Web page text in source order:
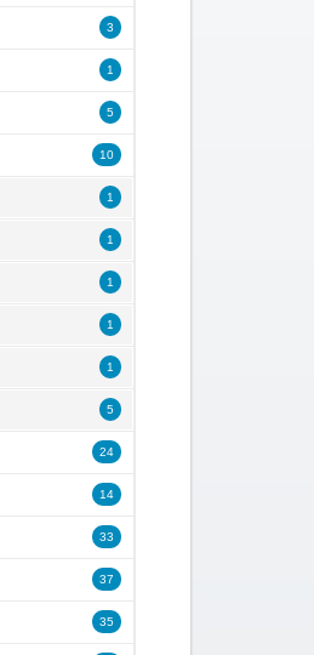
3
1
5
10
1
1
1
1
1
5
24
14
33
37
35